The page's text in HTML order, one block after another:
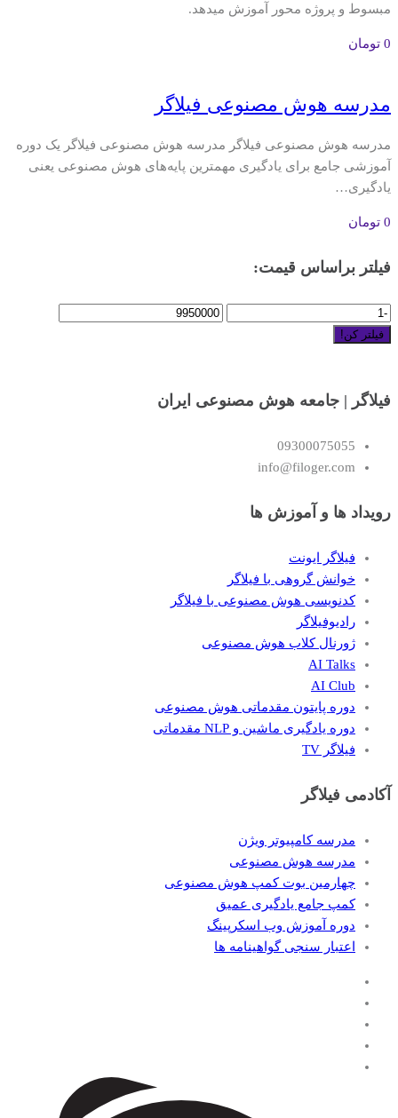
مبسوط و پروژه محور آموزش میدهد.
0 تومان
مدرسه هوش مصنوعی فیلاگر
مدرسه هوش مصنوعی فیلاگر مدرسه هوش مصنوعی فیلاگر یک دوره
آموزشی جامع برای یادگیری مهمترین پایه‌های هوش مصنوعی یعنی
یادگیری…
0 تومان
فیلتر براساس قیمت:
فیلتر کن!
فیلاگر | جامعه هوش مصنوعی ایران
09300075055
info@filoger.com
رویداد ها و آموزش ها
فیلاگر ایونت
خوانش گروهی با فیلاگر
کدنویسی هوش مصنوعی با فیلاگر
رادیوفیلاگر
ژورنال کلاب هوش مصنوعی
AI Talks
AI Club
دوره پایتون مقدماتی هوش مصنوعی
دوره یادگیری ماشین و NLP مقدماتی
فیلاگر TV
آکادمی فیلاگر
مدرسه کامپیوتر ویژن
مدرسه هوش مصنوعی
چهارمین بوت کمپ هوش مصنوعی
کمپ جامع یادگیری عمیق
دوره آموزش وب اسکرپینگ
اعتبار سنجی گواهینامه ها